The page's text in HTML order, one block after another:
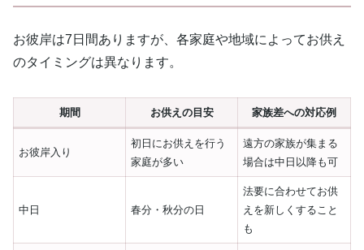
お彼岸は7日間ありますが、各家庭や地域によってお供え
のタイミングは異なります。
期間 お供えの目安 家族差への対応例
お彼岸入り
初日にお供えを行う
家庭が多い
遠方の家族が集まる
場合は中日以降も可
中日 春分・秋分の日
法要に合わせてお供
えを新しくすること
も